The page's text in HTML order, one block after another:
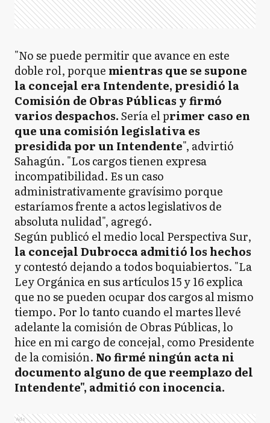
"No se puede permitir que avance en este
doble rol, porque mientras que se supone
la concejal era Intendente, presidió la
Comisión de Obras Públicas y firmó
varios despachos.Sería el primer caso en
que una comisión legislativa es
presidida por un Intendente", advirtió
Sahagún. "Los cargos tienen expresa
incompatibilidad. Es un caso
administrativamente gravísimo porque
estaríamos frente a actos legislativos de
absoluta nulidad", agregó.
Según publicó el medio local Perspectiva Sur,
la concejal Dubrocca admitió los hechos
y contestó dejando a todos boquiabiertos. "La
Ley Orgánica en sus artículos 15 y 16 explica
que no se pueden ocupar dos cargos al mismo
tiempo. Por lo tanto cuando el martes llevé
adelante la comisión de Obras Públicas, lo
hice en mi cargo de concejal, como Presidente
de la comisión. No firmé ningún acta ni
documento alguno de que reemplazo del
Intendente", admitió con inocencia.
Ads